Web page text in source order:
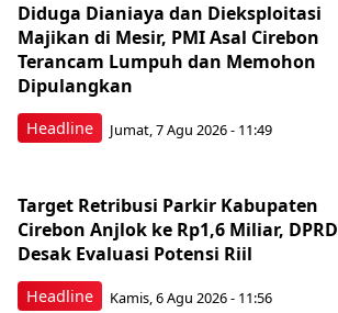
Headline
Diduga Dianiaya dan Dieksploitasi
Majikan di Mesir, PMI Asal Cirebon
Terancam Lumpuh dan Memohon
Dipulangkan
Jumat, 7 Agu 2026 - 11:49
Headline
Target Retribusi Parkir Kabupaten
Cirebon Anjlok ke Rp1,6 Miliar, DPRD
Desak Evaluasi Potensi Riil
Kamis, 6 Agu 2026 - 11:56